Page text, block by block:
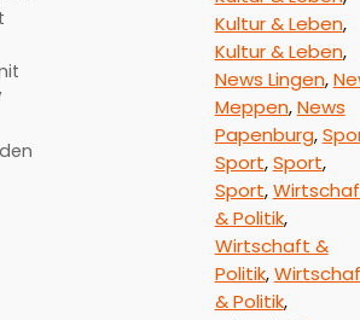
Kultur & Leben,
Kultur & Leben,
News Lingen,
Meppen, News
Papenburg,
Sport, Sport,
Sport,
& Politik,
Wirtschaft &
Politik,
& Politik,